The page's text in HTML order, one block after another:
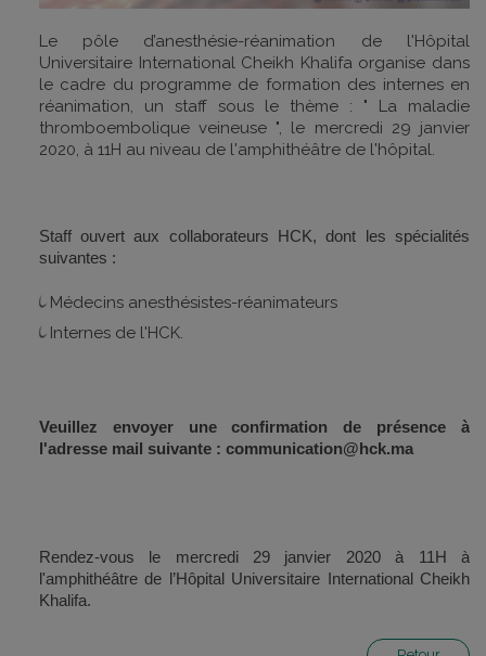
Le pôle d’anesthésie-réanimation de l'Hôpital
Universitaire International Cheikh Khalifa organise dans
le cadre du programme de formation des internes en
réanimation, un staff sous le thème : " La maladie
thromboembolique veineuse ", le mercredi 29 janvier
2020, à 11H au niveau de l'amphithéâtre de l'hôpital.
Staff ouvert aux collaborateurs HCK, dont les spécialités
suivantes :
Médecins anesthésistes-réanimateurs
Internes de l'HCK.
Veuillez envoyer une confirmation de présence à
l'adresse mail suivante : communication@hck.ma
Rendez-vous le mercredi 29 janvier 2020 à 11H à
l'amphithéâtre de l’Hôpital Universitaire International Cheikh
Khalifa.